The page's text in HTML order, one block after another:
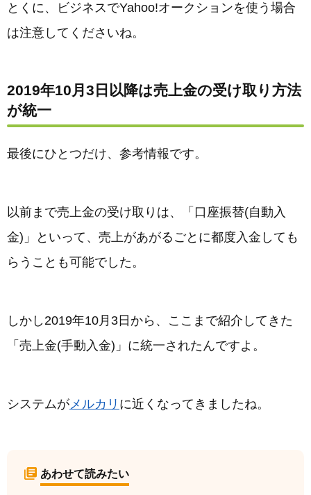
とくに、ビジネスでYahoo!オークションを使う場合
は注意してくださいね。
2019年10月3日以降は売上金の受け取り方法
が統一
最後にひとつだけ、参考情報です。
以前まで売上金の受け取りは、「口座振替(自動入
金)」といって、売上があがるごとに都度入金しても
らうことも可能でした。
しかし2019年10月3日から、ここまで紹介してきた
「売上金(手動入金)」に統一されたんですよ。
システムがメルカリ に近くなってきましたね。
あわせて読みたい